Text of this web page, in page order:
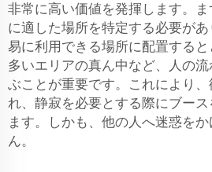
非常に高い価値を発揮します。
に適した場所を特定する必要が
易に利用できる場所に配置する
多いエリアの真ん中など、人の
ぶことが重要です。これにより
れ、静寂を必要とする際にブー
ます。しかも、他の人へ迷惑を
ん。